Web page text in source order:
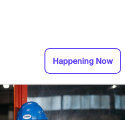
Happening Now